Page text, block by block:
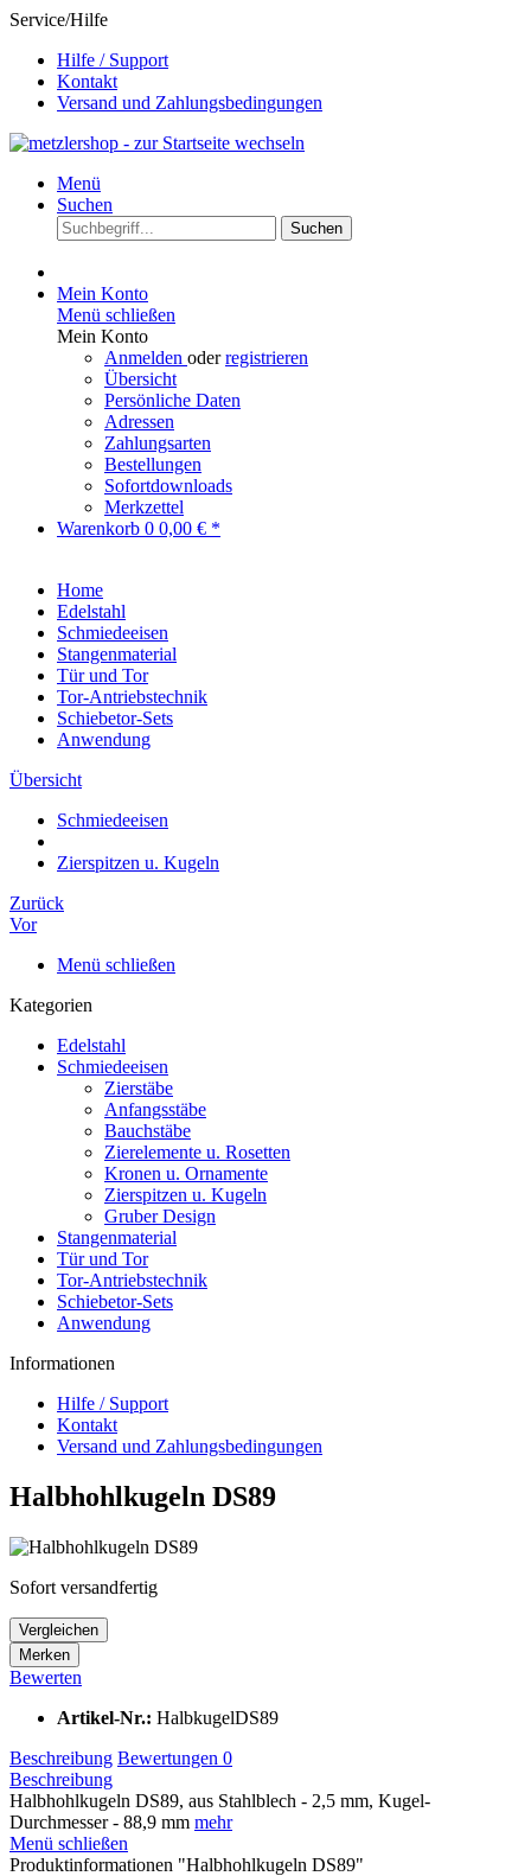
Service/Hilfe
Hilfe / Support
Kontakt
Versand und Zahlungsbedingungen
Menü
Suchen
Suchen
Mein Konto
Menü schließen
Mein Konto
Anmelden oderregistrieren
Übersicht
Persönliche Daten
Adressen
Zahlungsarten
Bestellungen
Sofortdownloads
Merkzettel
Warenkorb 0 0,00 € *
Home
Edelstahl
Schmiedeeisen
Stangenmaterial
Tür und Tor
Tor-Antriebstechnik
Schiebetor-Sets
Anwendung
Übersicht
Schmiedeeisen
Zierspitzen u. Kugeln
Zurück
Vor
Menü schließen
Kategorien
Edelstahl
Schmiedeeisen
Zierstäbe
Anfangsstäbe
Bauchstäbe
Zierelemente u. Rosetten
Kronen u. Ornamente
Zierspitzen u. Kugeln
Gruber Design
Stangenmaterial
Tür und Tor
Tor-Antriebstechnik
Schiebetor-Sets
Anwendung
Informationen
Hilfe / Support
Kontakt
Versand und Zahlungsbedingungen
Halbhohlkugeln DS89
Sofort versandfertig
Vergleichen
Merken
Bewerten
Artikel-Nr.: HalbkugelDS89
Beschreibung Bewertungen 0
Beschreibung
Halbhohlkugeln DS89, aus Stahlblech - 2,5 mm, Kugel-
Durchmesser - 88,9 mm mehr
Menü schließen
Produktinformationen "Halbhohlkugeln DS89"